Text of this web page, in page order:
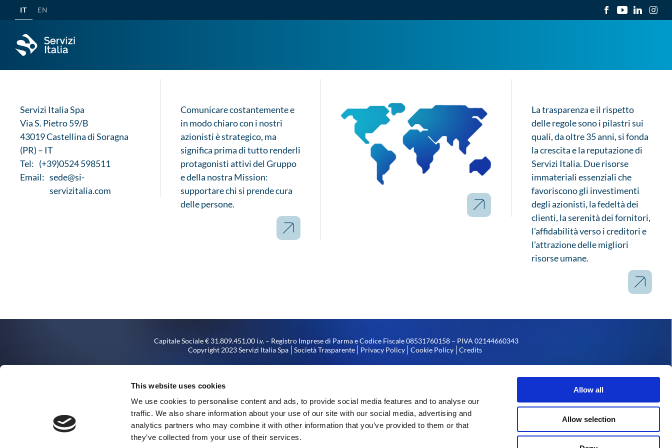
This website uses cookies
We use cookies to personalise content and ads, to provide social media features and to analyse our
traffic. We also share information about your use of our site with our social media, advertising and
analytics partners who may combine it with other information that you’ve provided to them or that
they’ve collected from your use of their services.
Allow all
Allow selection
IT EN
Obiettivi di crescita
Servizi Italia Spa
Via S. Pietro 59/B
43019 Castellina di Soragna
(PR) – IT
Tel: (+39)0524 598511
Email: sede@si-
servizitalia.com
Comunicare costantemente e
in modo chiaro con i nostri
azionisti è strategico, ma
significa prima di tutto renderli
protagonisti attivi del Gruppo
e della nostra Mission:
supportare chi si prende cura
delle persone.
La trasparenza e il rispetto
delle regole sono i pilastri sui
quali, da oltre 35 anni, si fonda
la crescita e la reputazione di
Servizi Italia. Due risorse
immateriali essenziali che
favoriscono gli investimenti
degli azionisti, la fedeltà dei
clienti, la serenità dei fornitori,
l’affidabilità verso i creditori e
l’attrazione delle migliori
risorse umane.
Capitale Sociale € 31.809.451,00 i.v. – Registro Imprese di Parma e Codice Fiscale 08531760158 – PIVA 02144660343
Copyright 2023 Servizi Italia Spa
Società Trasparente Privacy Policy Cookie Policy Credits
Via Rochdale n. 5, titolare del numero 00310180351 di codice fiscale, iscrizione nel registro delle imprese dell’Emilia e partita Iva,
Impianto di illuminazione a LED – stabilimento di Arco (TN) realizzato nell’ambito del Programma Operativo FESR 2014-2020 della Provincia